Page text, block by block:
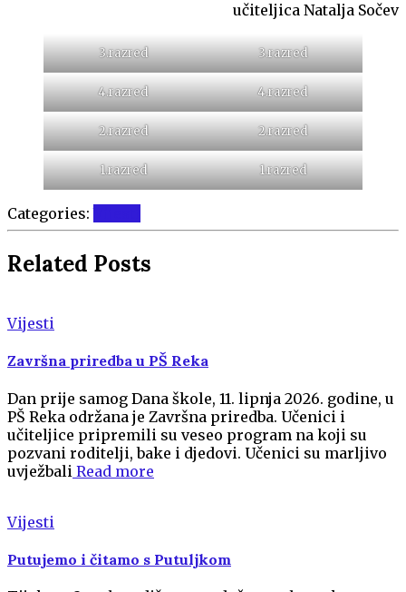
učiteljica Natalja Sočev
3.razred 3.razred
4.razred 4.razred
2.razred 2.razred
1.razred 1.razred
Categories:
Related Posts
Vijesti
Završna priredba u PŠ Reka
Dan prije samog Dana škole, 11. lipnja 2026. godine, u
PŠ Reka održana je Završna priredba. Učenici i
učiteljice pripremili su veseo program na koji su
pozvani roditelji, bake i djedovi. Učenici su marljivo
uvježbali Read more
Vijesti
Putujemo i čitamo s Putuljkom